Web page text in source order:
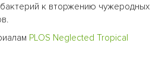
к вторжению чужеродных
PLOS Neglected Tropical